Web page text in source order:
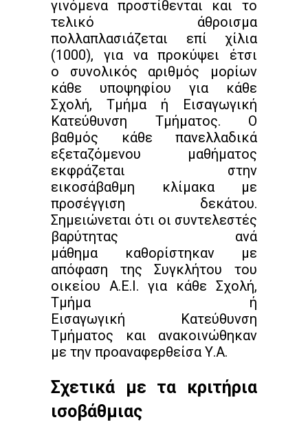
γινόμενα προστίθενται και το
τελικό άθροισμα
πολλαπλασιάζεται επί χίλια
(1000), για να προκύψει έτσι
ο συνολικός αριθμός μορίων
κάθε υποψηφίου για κάθε
Σχολή, Τμήμα ή Εισαγωγική
Κατεύθυνση Τμήματος. Ο
βαθμός κάθε πανελλαδικά
εξεταζόμενου μαθήματος
εκφράζεται στην
εικοσάβαθμη κλίμακα με
προσέγγιση δεκάτου.
Σημειώνεται ότι οι συντελεστές
βαρύτητας ανά
μάθημα καθορίστηκαν με
απόφαση της Συγκλήτου του
οικείου Α.Ε.Ι. για κάθε Σχολή,
Τμήμα ή
Εισαγωγική Κατεύθυνση
Τμήματος και ανακοινώθηκαν
με την προαναφερθείσα Υ.Α.
Σχετικά με τα κριτήρια
ισοβάθμιας